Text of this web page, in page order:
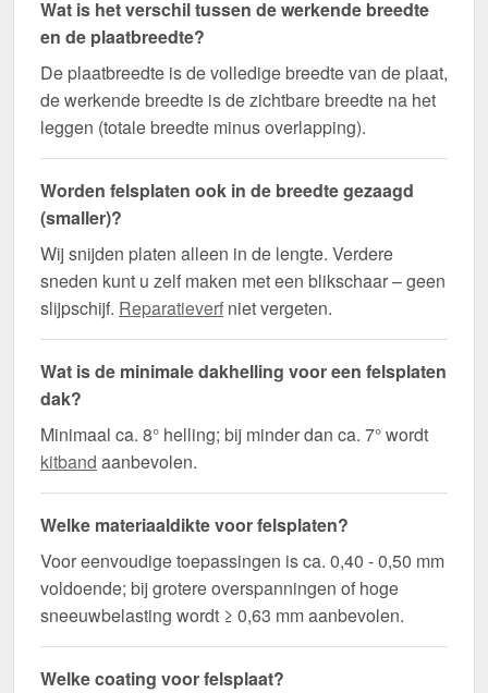
Wat is het verschil tussen de werkende breedte
en de plaatbreedte?
De plaatbreedte is de volledige breedte van de plaat,
de werkende breedte is de zichtbare breedte na het
leggen (totale breedte minus overlapping).
Worden felsplaten ook in de breedte gezaagd
(smaller)?
Wij snijden platen alleen in de lengte. Verdere
sneden kunt u zelf maken met een blikschaar – geen
slijpschijf. Reparatieverf niet vergeten.
Wat is de minimale dakhelling voor een felsplaten
dak?
Minimaal ca. 8° helling; bij minder dan ca. 7° wordt
kitband aanbevolen.
Welke materiaaldikte voor felsplaten?
Voor eenvoudige toepassingen is ca. 0,40 - 0,50 mm
voldoende; bij grotere overspanningen of hoge
sneeuwbelasting wordt ≥ 0,63 mm aanbevolen.
Welke coating voor felsplaat?